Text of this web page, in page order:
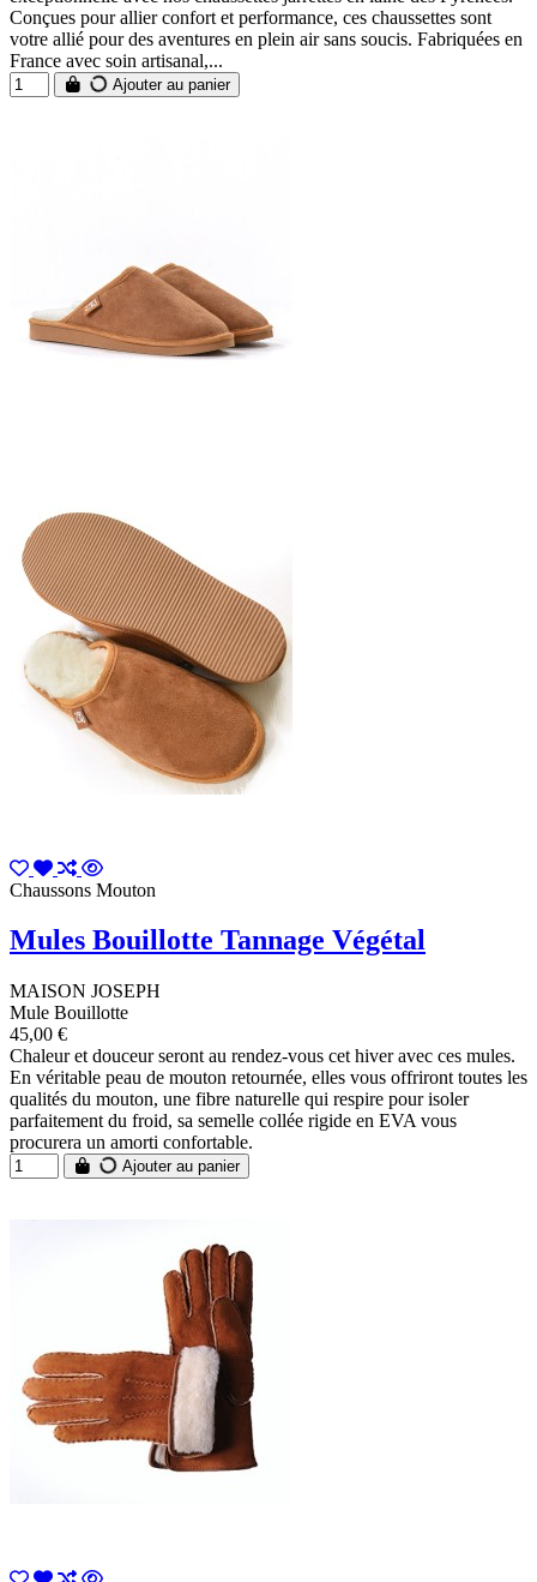
Conçues pour allier confort et performance, ces chaussettes sont
votre allié pour des aventures en plein air sans soucis. Fabriquées en
France avec soin artisanal,...
Ajouter au panier
Chaussons Mouton
Mules Bouillotte Tannage Végétal
MAISON JOSEPH
Mule Bouillotte
45,00 €
Chaleur et douceur seront au rendez-vous cet hiver avec ces mules.
En véritable peau de mouton retournée, elles vous offriront toutes les
qualités du mouton, une fibre naturelle qui respire pour isoler
parfaitement du froid, sa semelle collée rigide en EVA vous
procurera un amorti confortable.
Ajouter au panier